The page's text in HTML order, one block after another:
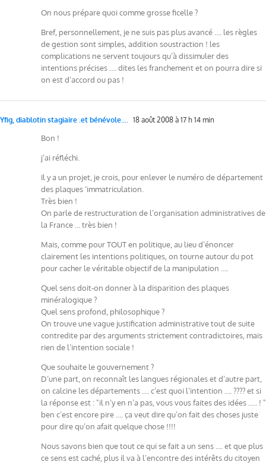
On nous prépare quoi comme grosse ficelle ?
Bref, personnellement, je ne suis pas plus avancé …. les règles
de gestion sont simples, addition soustraction ! les
complications ne servent toujours qu’à dissimuler des
intentions précises …. dites les franchement et on pourra dire si
on est d’accord ou pas !
Yfig, diablotin stagiaire .et bénévole.... 18 août 2008 à 17 h 14 min
Bon !
j’ai réfléchi.
Il y a un projet, je crois, pour enlever le numéro de département
des plaques ‘immatriculation.
Très bien !
On parle de restructuration de l’organisation administratives de
la France … très bien !
Mais, comme pour TOUT en politique, au lieu d’énoncer
clairement les intentions politiques, on tourne autour du pot
pour cacher le véritable objectif de la manipulation ….
Quel sens doit-on donner à la disparition des plaques
minéralogique ?
Quel sens profond, philosophique ?
On trouve une vague justification administrative tout de suite
contredite par des arguments strictement contradictoires, mais
rien de l’intention sociale !
Que souhaite le gouvernement ?
D’une part, on reconnaît les langues régionales et d’autre part,
on calcine les départements …. c’est quoi l’intention …. ???? et si
la réponse est : "il n’y en n’a pas, vous vous faites des idées ….. ! "
ben c’est encore pire …. ça veut dire qu’on fait des choses juste
pour dire qu’on afait quelque chose !!!!
Nous savons bien que tout ce qui se fait a un sens …. et que plus
ce sens est caché, plus il va à l’encontre des intérêts du citoyen